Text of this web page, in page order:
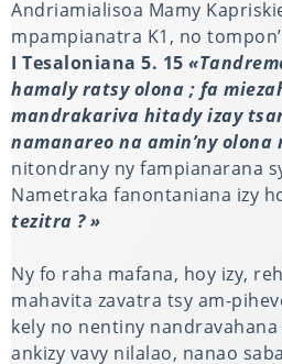
Andriamialisoa Mamy
mpampianatra K1, no
I Tesaloniana 5. 15
hamaly ratsy olona ; fa
mandrakariva hitady izay
namanareo na amin’ny
nitondrany ny fampianarana
Nametraka fanontaniana izy
tezitra ? »
Ny fo raha mafana, hoy izy,
mahavita zavatra tsy am-
kely no nentiny nandravahana
ankizy vavy nilalao, nanao